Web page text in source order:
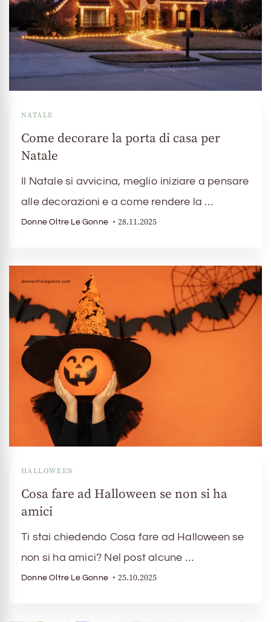
NATALE
Come decorare la porta di casa per
Natale
Il Natale si avvicina, meglio iniziare a pensare
alle decorazioni e a come rendere la …
Donne Oltre Le Gonne 28.11.2025
HALLOWEEN
Cosa fare ad Halloween se non si ha
amici
Ti stai chiedendo Cosa fare ad Halloween se
non si ha amici? Nel post alcune …
Donne Oltre Le Gonne 25.10.2025